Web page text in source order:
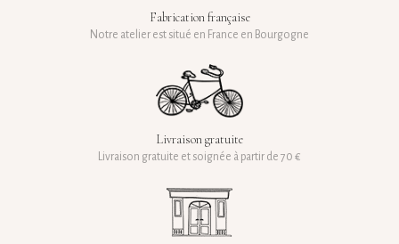
Fabrication française
Notre atelier est situé en France en Bourgogne
Livraison gratuite
Livraison gratuite et soignée à partir de 70 €